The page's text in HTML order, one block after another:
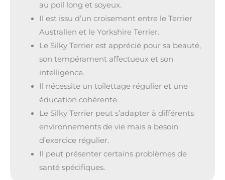
au poil long et soyeux.
Il est issu d’un croisement entre le Terrier
Australien et le Yorkshire Terrier.
Le Silky Terrier est apprécié pour sa beauté,
son tempérament affectueux et son
intelligence.
Il nécessite un toilettage régulier et une
éducation cohérente.
Le Silky Terrier peut s’adapter à différents
environnements de vie mais a besoin
d’exercice régulier.
Il peut présenter certains problèmes de
santé spécifiques.